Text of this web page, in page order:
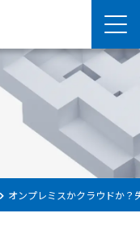
オンプレミスかクラウドか？